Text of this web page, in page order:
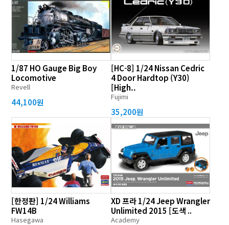
1/87 HO Gauge Big Boy
Locomotive
Revell
44,100원
[HC-8] 1/24 Nissan Cedric
4 Door Hardtop (Y30)
[High..
Fujimi
35,200원
[한정판] 1/24 Williams
FW14B
Hasegawa
XD 프라 1/24 Jeep Wrangler
Unlimited 2015 [도색 ..
Academy